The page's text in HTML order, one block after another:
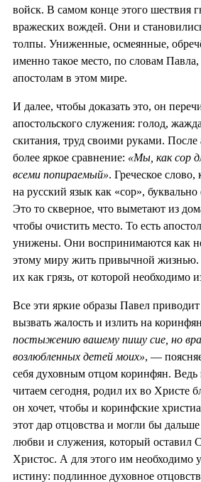
войск. В самом конце этого шествия
вражеских вождей. Они и
толпы. Униженные, осмеянные,
именно такое место, по словам Павла,
апостолам в этом мире.
И далее, чтобы доказать это, он
апостольского служения: голод,
скитания, труд своими руками. После
более яркое сравнение: «Мы, как сор
всеми попираемый». Греческое слово,
на русский язык как «сор», буквально
Это то скверное, что выметают из
чтобы очистить место. То есть
унижены. Они воспринимаются как
этому миру жить привычной
их как грязь, от которой необходимо
Все эти яркие образы Павел
вызвать жалость и излить на
постыжению вашему пишу сие, но
возлюбленных детей моих», —
себя духовным отцом коринфян.
читаем сегодня, родил их во Христе
он хочет, чтобы и коринфские
этот дар отцовства и могли бы
любви и служения, который оставил
Христос. А для этого им необходимо
истину: подлинное духовное